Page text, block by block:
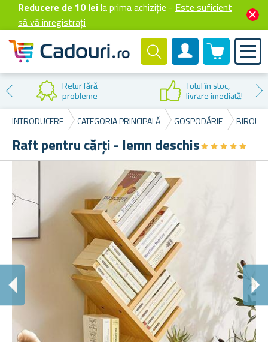
Reducere de 10 leila prima achiziție - Este suficient
să vă înregistrați
Cont client
0 produselor
Reducere la
prima cumpărare
INTRODUCERE CATEGORIA PRINCIPALĂ GOSPODĂRIE BIROU
Raft pentru cărți - lemn deschis★★★★★
★★★★★